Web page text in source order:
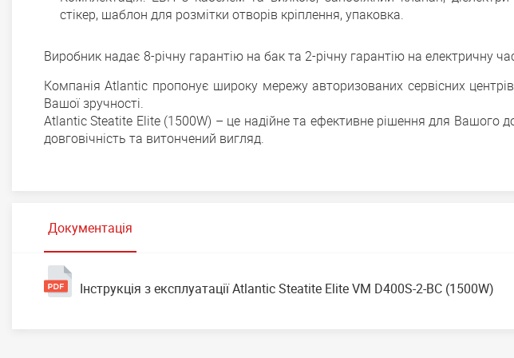
стікер, шаблон для розмітки отворів кріплення, упаковка.
Виробник надає 8-річну гарантію на бак та 2-річну гарантію на електричну
Компанія Atlantic пропонує широку мережу авторизованих сервісних
Вашої зручності.
Atlantic Steatite Elite (1500W) – це надійне та ефективне рішення для Вашого
довговічність та витончений вигляд.
Документація
Інструкція з експлуатації Atlantic Steatite Elite VM D400S-2-BC (1500W)